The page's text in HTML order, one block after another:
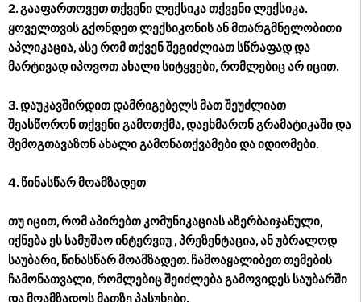
2. გააფართოვეთ თქვენი ლექსიკა თქვენი ლექსიკა.
ყოველთვის გქონდეთ ლექსიკონის ან მთარგმნელობითი
აპლიკაცია, ასე რომ თქვენ შეგიძლიათ სწრაფად და
მარტივად იპოვოთ ახალი სიტყვები, რომლებიც არ იცით. ​​
3. დაუკავშირდით დამრიგებელს მათ შეუძლიათ
შეასწორონ თქვენი გამოთქმა, დაეხმარონ გრამატიკაში და
შემოგთავაზონ ახალი გამონათქვამები და იდიომები.
4. წინასწარ მოამზადეთ
თუ იცით, რომ აპირებთ კომუნიკაციას აზერბაიჯანული,
იქნება ეს სამუშაო ინტერვიუ , პრეზენტაცია, ან უბრალოდ
საუბარი, წინასწარ მოამზადეთ. ჩამოაყალიბეთ თემების
ჩამონათვალი, რომლებიც შეიძლება გამოვიდეს საუბარში
და მოამზადოს მათზე პასუხები.